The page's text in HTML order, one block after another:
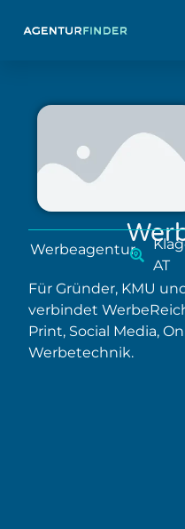
Werbeagentur
AT
Für Gründer, KMU
verbindet
Print, Social Media,
Werbetechnik.